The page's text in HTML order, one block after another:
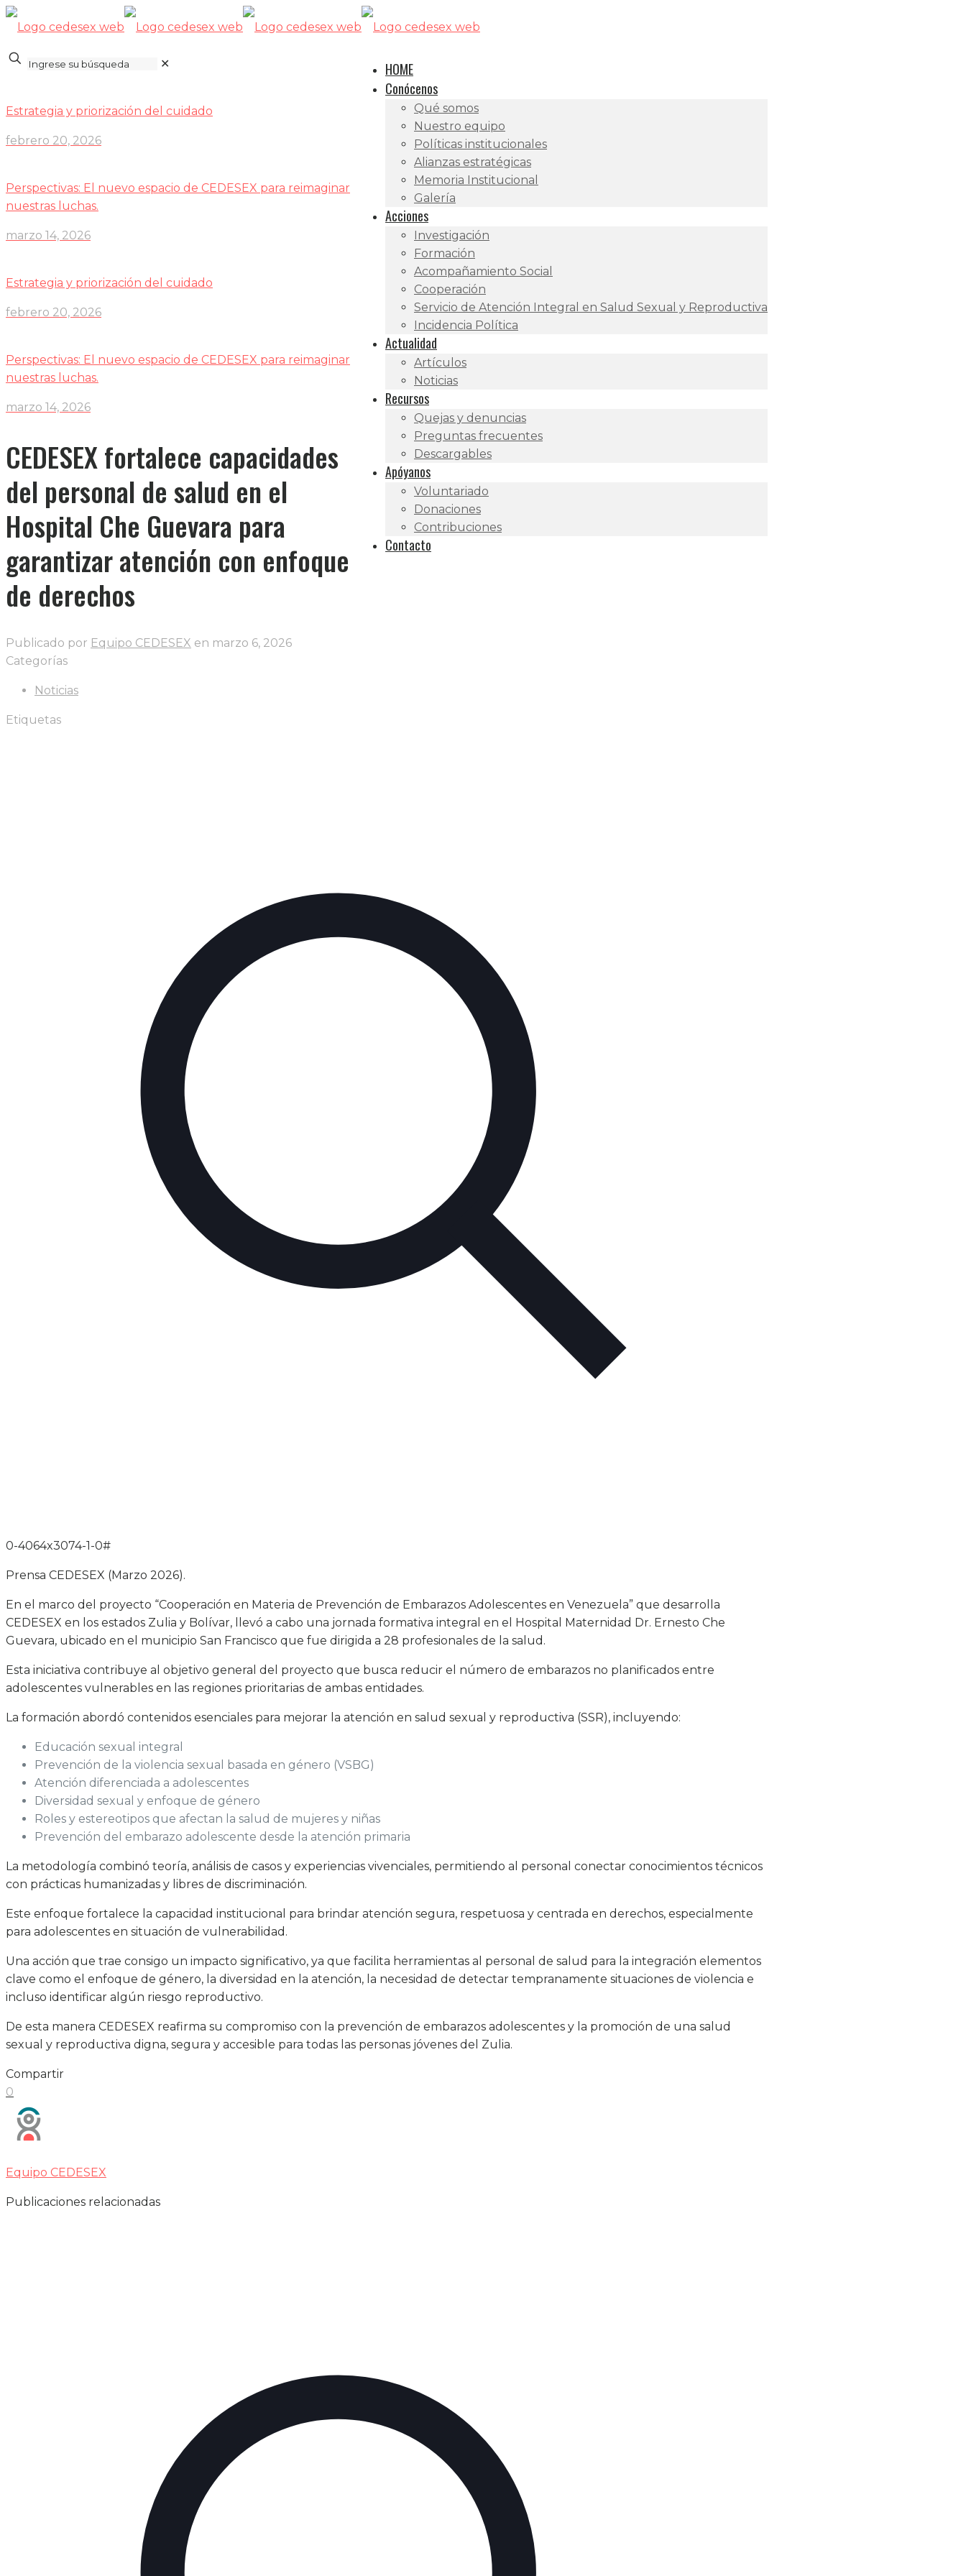
HOME
Conócenos
Qué somos
Nuestro equipo
Políticas institucionales
Alianzas estratégicas
Memoria Institucional
Galería
Acciones
Investigación
Formación
Acompañamiento Social
Cooperación
Servicio de Atención Integral en Salud Sexual y Reproductiva
Incidencia Política
Actualidad
Artículos
Noticias
Recursos
Quejas y denuncias
Preguntas frecuentes
Descargables
Apóyanos
Voluntariado
Donaciones
Contribuciones
Contacto
✕
Estrategia y priorización del cuidado
febrero 20, 2026
Perspectivas: El nuevo espacio de CEDESEX para reimaginar
nuestras luchas.
marzo 14, 2026
Estrategia y priorización del cuidado
febrero 20, 2026
Perspectivas: El nuevo espacio de CEDESEX para reimaginar
nuestras luchas.
marzo 14, 2026
CEDESEX fortalece capacidades
del personal de salud en el
Hospital Che Guevara para
garantizar atención con enfoque
de derechos
Publicado por Equipo CEDESEX en marzo 6, 2026
Categorías
Noticias
Etiquetas
0-4064x3074-1-0#
Prensa CEDESEX (Marzo 2026).
En el marco del proyecto “Cooperación en Materia de Prevención de Embarazos Adolescentes en Venezuela” que desarrolla
CEDESEX en los estados Zulia y Bolívar, llevó a cabo una jornada formativa integral en el Hospital Maternidad Dr. Ernesto Che
Guevara, ubicado en el municipio San Francisco que fue dirigida a 28 profesionales de la salud.
Esta iniciativa contribuye al objetivo general del proyecto que busca reducir el número de embarazos no planificados entre
adolescentes vulnerables en las regiones prioritarias de ambas entidades.
La formación abordó contenidos esenciales para mejorar la atención en salud sexual y reproductiva (SSR), incluyendo:
Educación sexual integral
Prevención de la violencia sexual basada en género (VSBG)
Atención diferenciada a adolescentes
Diversidad sexual y enfoque de género
Roles y estereotipos que afectan la salud de mujeres y niñas
Prevención del embarazo adolescente desde la atención primaria
La metodología combinó teoría, análisis de casos y experiencias vivenciales, permitiendo al personal conectar conocimientos técnicos
con prácticas humanizadas y libres de discriminación.
Este enfoque fortalece la capacidad institucional para brindar atención segura, respetuosa y centrada en derechos, especialmente
para adolescentes en situación de vulnerabilidad.
Una acción que trae consigo un impacto significativo, ya que facilita herramientas al personal de salud para la integración elementos
clave como el enfoque de género, la diversidad en la atención, la necesidad de detectar tempranamente situaciones de violencia e
incluso identificar algún riesgo reproductivo.
De esta manera CEDESEX reafirma su compromiso con la prevención de embarazos adolescentes y la promoción de una salud
sexual y reproductiva digna, segura y accesible para todas las personas jóvenes del Zulia.
Compartir
0
Equipo CEDESEX
Publicaciones relacionadas